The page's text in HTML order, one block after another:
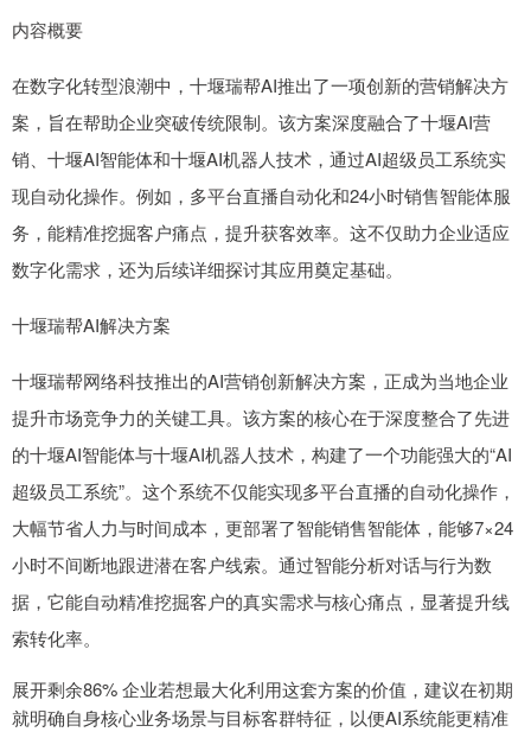
内容概要
在数字化转型浪潮中，十堰瑞帮AI推出了一项创新的营销解决方
案，旨在帮助企业突破传统限制。该方案深度融合了十堰AI营
销、十堰AI智能体和十堰AI机器人技术，通过AI超级员工系统实
现自动化操作。例如，多平台直播自动化和24小时销售智能体服
务，能精准挖掘客户痛点，提升获客效率。这不仅助力企业适应
数字化需求，还为后续详细探讨其应用奠定基础。
十堰瑞帮AI解决方案
十堰瑞帮网络科技推出的AI营销创新解决方案，正成为当地企业
提升市场竞争力的关键工具。该方案的核心在于深度整合了先进
的十堰AI智能体与十堰AI机器人技术，构建了一个功能强大的“AI
超级员工系统”。这个系统不仅能实现多平台直播的自动化操作，
大幅节省人力与时间成本，更部署了智能销售智能体，能够7×24
小时不间断地跟进潜在客户线索。通过智能分析对话与行为数
据，它能自动精准挖掘客户的真实需求与核心痛点，显著提升线
索转化率。
展开剩余86% 企业若想最大化利用这套方案的价值，建议在初期
就明确自身核心业务场景与目标客群特征，以便AI系统能更精准